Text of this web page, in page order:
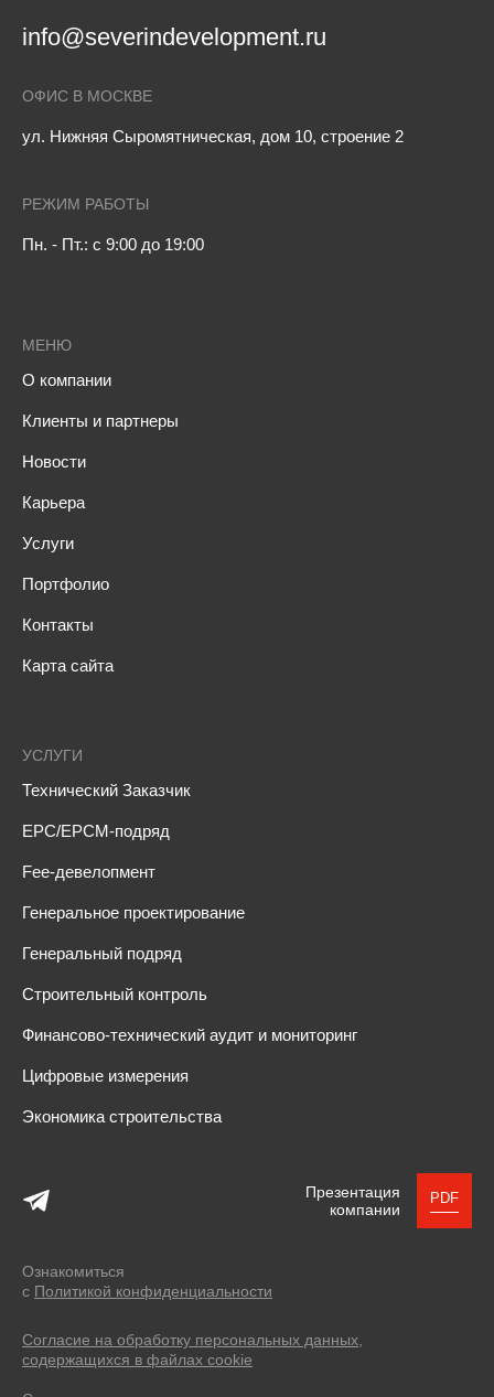
info@severindevelopment.ru
МЕНЮ
О компании
Клиенты и партнеры
Новости
Карьера
Услуги
Портфолио
Контакты
Карта сайта
УСЛУГИ
Технический Заказчик
EPC/EPCM-подряд
Fee-девелопмент
Генеральное проектирование
Генеральный подряд
Строительный контроль
Финансово-технический аудит и мониторинг
Цифровые измерения
Экономика строительства
ОФИС В МОСКВЕ
ул. Нижняя Сыромятническая, дом 10, строение 2
РЕЖИМ РАБОТЫ
Пн. - Пт.: с 9:00 до 19:00
Презентация
компании
PDF
Ознакомиться
с Политикой конфиденциальности
Согласие на обработку персональных данных,
содержащихся в файлах cookie